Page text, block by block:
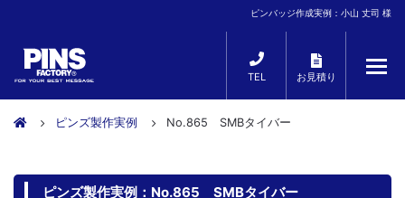
ピンバッジ作成実例：小山 丈司 様
TEL お見積り
ピンズ製作実例 No.865 SMBタイバー
ピンズ製作実例：No.865 SMBタイバー